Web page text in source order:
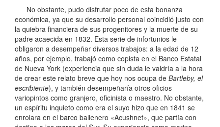
No obstante, pudo disfrutar poco de esta bonanza
económica, ya que su desarrollo personal coincidió justo con
la quiebra financiera de sus progenitores y la muerte de su
padre acaecida en 1832. Esta serie de infortunios le
obligaron a desempeñar diversos trabajos: a la edad de 12
años, por ejemplo, trabajó como copista en el Banco Estatal
de Nueva York (experiencia que sin duda le valdría a la hora
de crear este relato breve que hoy nos ocupa de Bartleby, el
escribiente), y también desempeñaría otros oficios
variopintos como granjero, oficinista o maestro. No obstante,
un espíritu inquieto como era el suyo hizo que en 1841 se
enrolara en el barco ballenero «Acushnet», que partía con